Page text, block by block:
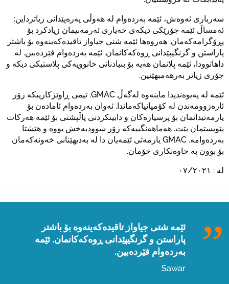
سەرباری ئەوەش، ئێمە بەردەوام لە هەوڵی پەرەپێدانی زیاترداین:
ئەمساڵ ئێمە جۆرێکی دیکەی خەیاری ئەرمەنیمان زیادکرد بۆ
پڕۆگرامەکەمان. هەروەها ئێمە شتی جیاواز تاقیدەکەینەوە بۆ باشتر
پاراستن و گرنگیپێدانی ڕوەکەکانمان. ئێمە بەردەوام فێردەبین. لە
داهاتوودا، ئێمە پلانمان هەیە بۆ بنیادنانی خانوویەکی پلاستیکی دیکە و
جۆری زیاتر بەرهەمبهێنین.
ئێمە لە پەیوەندیدا ماینەوە لەگەڵ GMAC. تیمی ڕاوێژکارییکە زۆر
ئارەزوومەندن لە کۆمپانیاکەماندا. ئەوان بەردەوام ئامادەن بۆ
یارمەتیدانمان بۆ پرسیارەکان و دابینکردنی پاڵپشتی بۆ ئێمە هەرکات
پێویستمان بێت. هەماهەنگییەکە زۆر سوودبەخش بووە و هێشتا
بەردەوامە. GMAC یارمەتی ئێمەیان دا لە بەدیهێنانی خەونەکەمان
بۆ بوون بە خاوەنکاری خۆمان.
لە : ٠٧/٢٠٢١
ئێمە شتی جیاواز تاقیدەکەینەوە بۆ باشتر
پاراستن و گرنگیپێدانی ڕوەکەکانمان. ئێمە
بەردەوام فێردەبین.
Sawar